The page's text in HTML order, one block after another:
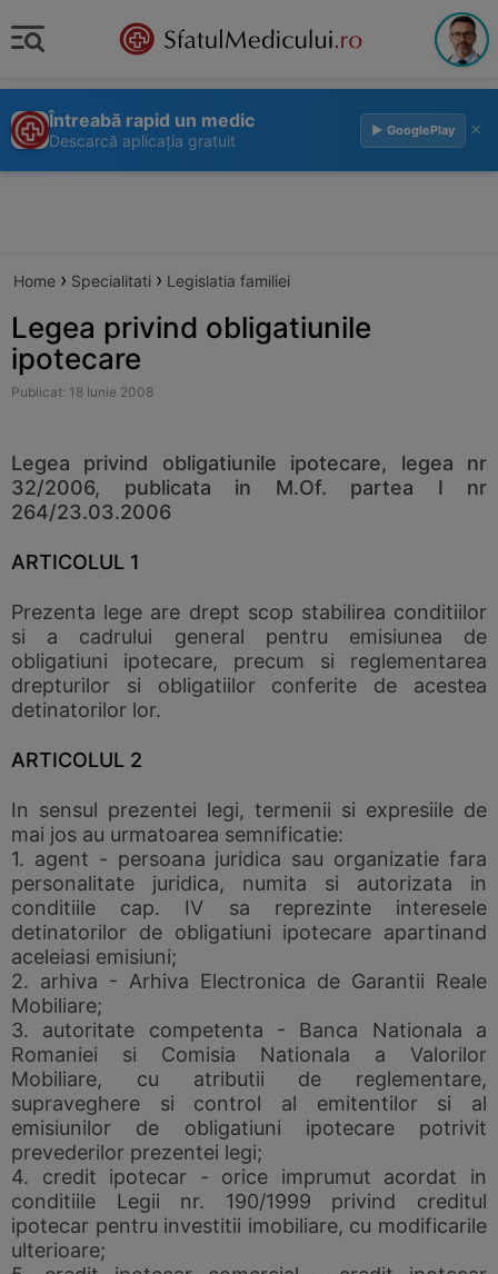
Întreabă rapid un medic
Descarcă aplicația gratuit
▶ GooglePlay ×
Home › Specialitati › Legislatia familiei
Legea privind obligatiunile
ipotecare
Publicat: 18 Iunie 2008
Legea privind obligatiunile ipotecare, legea nr
32/2006, publicata in M.Of. partea I nr
264/23.03.2006
ARTICOLUL 1
Prezenta lege are drept scop stabilirea conditiilor
si a cadrului general pentru emisiunea de
obligatiuni ipotecare, precum si reglementarea
drepturilor si obligatiilor conferite de acestea
detinatorilor lor.
ARTICOLUL 2
In sensul prezentei legi, termenii si expresiile de
mai jos au urmatoarea semnificatie:
1. agent - persoana juridica sau organizatie fara
personalitate juridica, numita si autorizata in
conditiile cap. IV sa reprezinte interesele
detinatorilor de obligatiuni ipotecare apartinand
aceleiasi emisiuni;
2. arhiva - Arhiva Electronica de Garantii Reale
Mobiliare;
3. autoritate competenta - Banca Nationala a
Romaniei si Comisia Nationala a Valorilor
Mobiliare, cu atributii de reglementare,
supraveghere si control al emitentilor si al
emisiunilor de obligatiuni ipotecare potrivit
prevederilor prezentei legi;
4. credit ipotecar - orice imprumut acordat in
conditiile Legii nr. 190/1999 privind creditul
ipotecar pentru investitii imobiliare, cu modificarile
ulterioare;